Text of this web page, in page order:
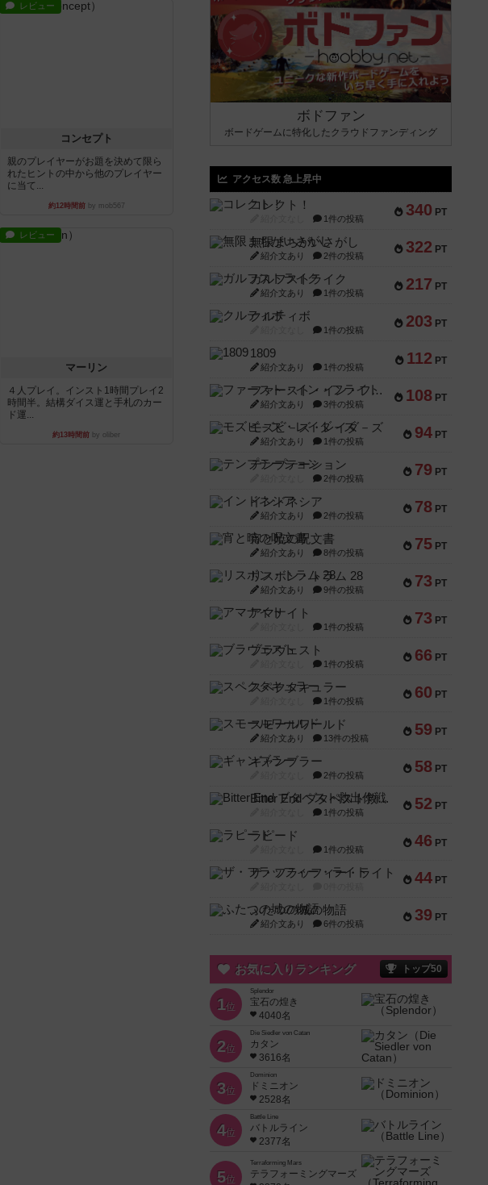
レビュー
コンセプト
親のプレイヤーがお題を決めて限ら
れたヒントの中から他のプレイヤー
に当て...
約12時間前by mob567
レビュー
マーリン
４人プレイ。インスト1時間プレイ2
時間半。結構ダイス運と手札のカー
ド運...
約13時間前 by oliber
ボドファン
ボードゲームに特化したクラウドファンディング
アクセス数 急上昇中
340 PT
コレクト！
1件の投稿
322 PT
無限まちがいさがし
紹介文あり 2件の投稿
217 PT
ガルフストライク
紹介文あり 1件の投稿
203 PT
クルティボ
1件の投稿
112 PT
1809
紹介文あり 1件の投稿
108 PT
ファースト・イン・フライト
紹介文あり 3件の投稿
94 PT
モズビ－ズ・レイダ－ズ
紹介文あり 1件の投稿
79 PT
テンプテーション
2件の投稿
78 PT
インドネシア
紹介文あり 2件の投稿
75 PT
宵と暁の呪文書
紹介文あり 8件の投稿
73 PT
リスボン・トラム 28
紹介文あり 9件の投稿
73 PT
アマナイト
1件の投稿
66 PT
ブラヴェスト
1件の投稿
60 PT
スペクタキュラー
1件の投稿
59 PT
スモールワールド
紹介文あり 13件の投稿
58 PT
ギャンブラー
2件の投稿
52 PT
Bitter End ブタペスト救出作戦
1件の投稿
46 PT
ラピード
1件の投稿
44 PT
ザ・フラッフィー・ライト
39 PT
ふたつの城の物語
紹介文あり 6件の投稿
お気に入りランキング トップ50
1位
Splendor
宝石の煌き
4040名
2位
Die Siedler von Catan
カタン
3616名
3位
Dominion
ドミニオン
2528名
4位
Battle Line
バトルライン
2377名
5位
Terraforming Mars
テラフォーミングマーズ